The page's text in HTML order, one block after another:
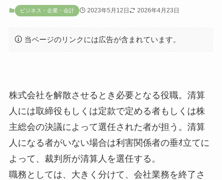
ビジネス・企業・会計 2023年5月12日 2026年4月23日
当ページのリンクには広告が含まれています。
株式会社を解散させるとき必要となる役職。清算
人には取締役もしくは定款で定める者もしくは株
主総会の決議によって選任された者が担う。清算
人になる者がいない場合は利害関係者の垂ｵ立てに
よって、裁判所が清算人を選任する。
職務としては、大きく分けて、会社業務を終了さ